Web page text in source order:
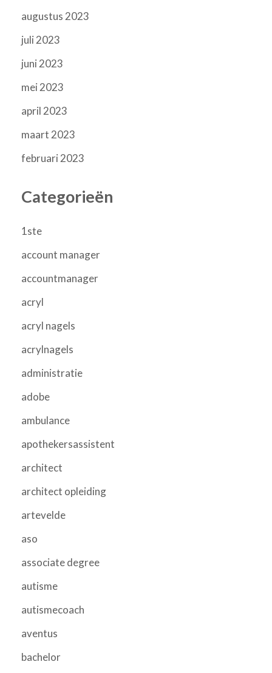
augustus 2023
juli 2023
juni 2023
mei 2023
april 2023
maart 2023
februari 2023
Categorieën
1ste
account manager
accountmanager
acryl
acryl nagels
acrylnagels
administratie
adobe
ambulance
apothekersassistent
architect
architect opleiding
artevelde
aso
associate degree
autisme
autismecoach
aventus
bachelor